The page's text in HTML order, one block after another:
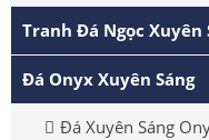
Tranh Đá Ngọc Xuyên
Đá Onyx Xuyên Sáng
Đá Xuyên Sáng